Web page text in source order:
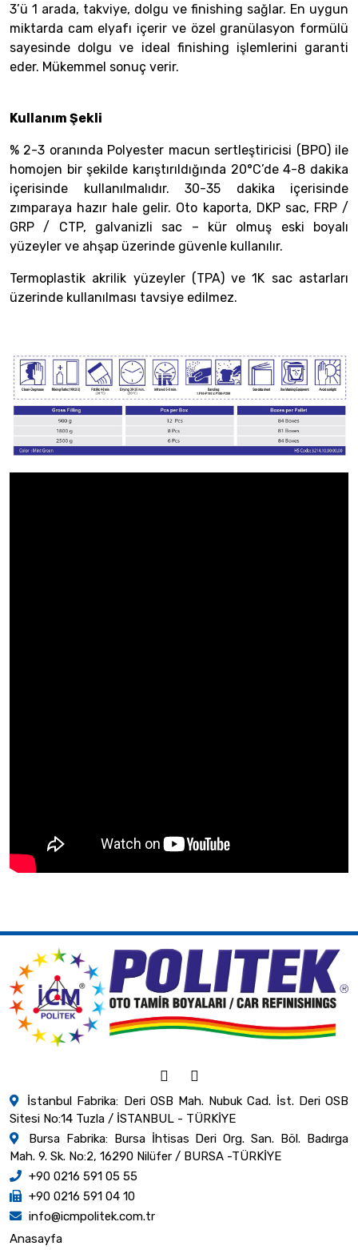
3’ü 1 arada, takviye, dolgu ve finishing sağlar. En uygun
miktarda cam elyafı içerir ve özel granülasyon formülü
sayesinde dolgu ve ideal finishing işlemlerini garanti
eder. Mükemmel sonuç verir.
Kullanım Şekli
% 2-3 oranında Polyester macun sertleştiricisi (BPO) ile
homojen bir şekilde karıştırıldığında 20°C’de 4-8 dakika
içerisinde kullanılmalıdır. 30-35 dakika içerisinde
zımparaya hazır hale gelir. Oto kaporta, DKP sac, FRP /
GRP / CTP, galvanizli sac – kür olmuş eski boyalı
yüzeyler ve ahşap üzerinde güvenle kullanılır.
Termoplastik akrilik yüzeyler (TPA) ve 1K sac astarları
üzerinde kullanılması tavsiye edilmez.
İstanbul Fabrika: Deri OSB Mah. Nubuk Cad. İst. Deri OSB
Sitesi No:14 Tuzla / İSTANBUL - TÜRKİYE
Bursa Fabrika: Bursa İhtisas Deri Org. San. Böl. Badırga
Mah. 9. Sk. No:2, 16290 Nilüfer / BURSA -TÜRKİYE
+90 0216 591 05 55
+90 0216 591 04 10
info@icmpolitek.com.tr
Anasayfa